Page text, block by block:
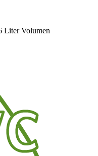
Liter Volumen